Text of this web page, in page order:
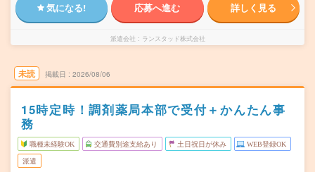
気になる! 応募へ進む 詳しく見る
派遣会社 ランスタッド株式会社
未読 掲載日 2026/08/06
15時定時！調剤薬局本部で受付＋かんたん事
務
職種未経験OK 交通費別途支給あり 土日祝日が休み WEB登録OK
派遣